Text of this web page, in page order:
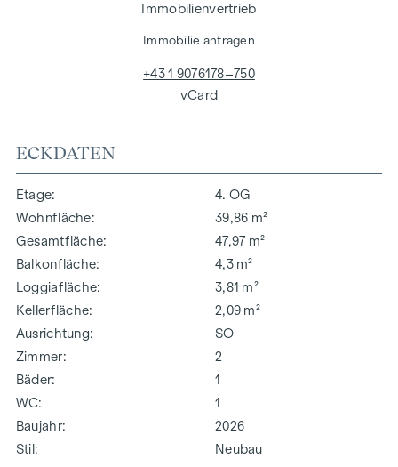
ECKDATEN
Etage
4. OG
Wohnfläche
39,86 m²
Gesamtfläche
47,97 m²
Balkonfläche
4,3 m²
Loggiafläche
3,81 m²
Kellerfläche
2,09 m²
Ausrichtung
SO
Zimmer
2
Bäder
1
WC
1
Baujahr
2026
Stil
Neubau
Immobilienvertrieb
Immobilie anfragen
+43 1 9076178–750
vCard